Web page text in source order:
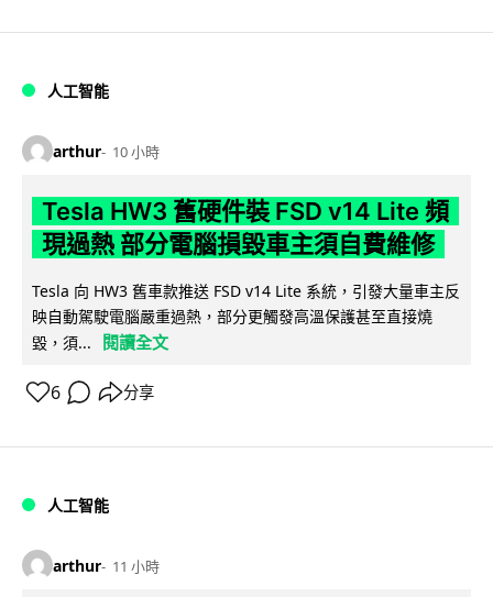
人工智能
arthur 10 小時
Tesla HW3 舊硬件裝 FSD v14 Lite 頻
現過熱 部分電腦損毀車主須自費維修
Tesla 向 HW3 舊車款推送 FSD v14 Lite 系統，引發大量車主反
映自動駕駛電腦嚴重過熱，部分更觸發高溫保護甚至直接燒
毀，須...
閱讀全文
6 分享
人工智能
arthur 11 小時